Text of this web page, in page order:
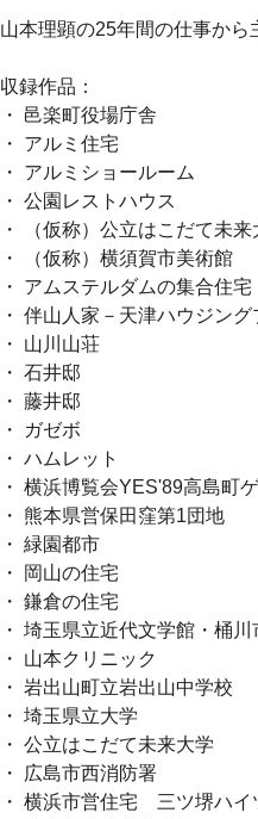
山本理顕の25年間の仕事から
収録作品：
・ 邑楽町役場庁舎
・ アルミ住宅
・ アルミショールーム
・ 公園レストハウス
・ （仮称）公立はこだて未
・ （仮称）横須賀市美術館
・ アムステルダムの集合住宅
・ 伴山人家－天津ハウジング
・ 山川山荘
・ 石井邸
・ 藤井邸
・ ガゼボ
・ ハムレット
・ 横浜博覧会YES'89高島町
・ 熊本県営保田窪第1団地
・ 緑園都市
・ 岡山の住宅
・ 鎌倉の住宅
・ 埼玉県立近代文学館・桶
・ 山本クリニック
・ 岩出山町立岩出山中学校
・ 埼玉県立大学
・ 公立はこだて未来大学
・ 広島市西消防署
・ 横浜市営住宅 三ツ堺ハイ